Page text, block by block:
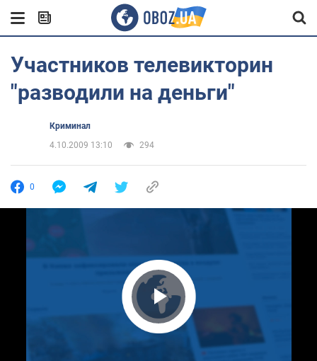
Участников телевикторин
"разводили на деньги"
Криминал
4.10.2009 13:10
294
0
Play Video